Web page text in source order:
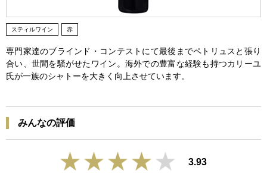
スティルワイン 赤
専門家達のブラインド・コンテストにて最後までペトリュスと張り
合い、世間を騒がせたワイン。海外での豊富な経験も持つカリーユ
氏が一族のシャトーを大きく向上させています。
みんなの評価
3.93